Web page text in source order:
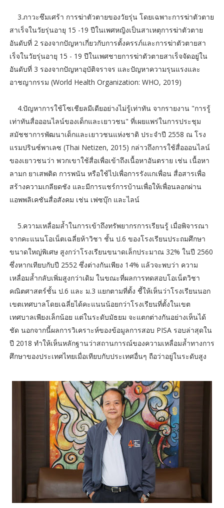
3.ภาวะซึมเศร้า การฆ่าตัวตายของวัยรุ่น โดยเฉพาะการฆ่าตัวตาย
สาเร็จในวัยรุ่นอายุ 15 -19 ปีในเพศหญิงเป็นสาเหตุการฆ่าตัวตาย
อันดับที่ 2 รองจากปัญหาเกี่ยวกับการตั้งครรภ์และการฆ่าตัวตายสา
เร็จในวัยรุ่นอายุ 15 - 19 ปีในเพศชายการฆ่าตัวตายสาเร็จจัดอยู่ใน
อันดับที่ 3 รองจากปัญหาอุบัติจราจร และปัญหาความรุนแรงและ
อาชญากรรม (World Health Organization: WHO, 2019)
4.ปัญหาการใช้โซเชียลมีเดียอย่างไม่รู้เท่าทัน จากรายงาน "การรู้
เท่าทันสื่อออนไลน์ของเด็กและเยาวชน" ที่เผยแพร่ในการประชุม
สมัชชาการพัฒนาเด็กและเยาวชนแห่งชาติ ประจำปี 2558 ณ โรง
แรมปรินซ์พาเลซ (Thai Netizen, 2015) กล่าวถึงการใช้สื่อออนไลน์
ของเยาวชนว่า พวกเขาใช้สื่อเพื่อเข้าถึงเนื้อหาอันตราย เช่น เนื้อหา
ลามก ยาเสพติด การพนัน หรือใช้ไปเพื่อการรังแกเพื่อน สื่อสารเพื่อ
สร้างความเกลียดชัง และมีการแชร์การบ้านเพื่อให้เพื่อนลอกผ่าน
แอพพลิเคชันสื่อสังคม เช่น เฟซบุ๊ก และไลน์
5.ความเหลื่อมล้ำในการเข้าถึงทรัพยากรการเรียนรู้ เมื่อพิจารณา
จากคะแนนโอเน็ตเฉลี่ยห้าวิชา ชั้น ป.6 ของโรงเรียนประถมศึกษา
ขนาดใหญ่พิเศษ สูงกว่าโรงเรียนขนาดเล็กประมาณ 32% ในปี 2560
ซึ่งหากเทียบกับปี 2552 ซึ่งต่างกันเพียง 14% แล้วจะพบว่า ความ
เหลื่อมล้ำกลับเพิ่มสูงกว่าเดิม ในขณะที่ผลการทดสอบโอเน็ตวิชา
คณิตศาสตร์ชั้น ป.6 และ ม.3 แยกตามที่ตั้ง ชี้ให้เห็นว่าโรงเรียนนอก
เขตเทศบาลโดยเฉลี่ยได้คะแนนน้อยกว่าโรงเรียนที่ตั้งในเขต
เทศบาลเพียงเล็กน้อย แต่ในระดับมัธยม จะแตกต่างกันอย่างเห็นได้
ชัด นอกจากนี้ผลการวิเคราะห์ของข้อมูลการสอบ PISA รอบล่าสุดใน
ปี 2018 ทําให้เห็นหลักฐานว่าสถานการณ์ของความเหลื่อมลํ้าทางการ
ศึกษาของประเทศไทยเมื่อเทียบกับประเทศอื่นๆ ถือว่าอยู่ในระดับสูง